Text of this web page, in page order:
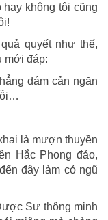
không tôi cũng
quyết như thế,
mới đáp:
dám cản ngăn
là mượn thuyền
Hắc Phong đảo,
đây làm cỏ ngũ
Sư thông minh